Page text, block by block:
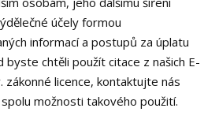
účely formou
informací a postupů za úplatu
byste chtěli použít citace z našich E-
zákonné licence, kontaktujte nás
možnosti takového použití.